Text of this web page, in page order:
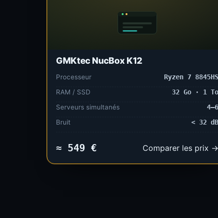
GMKtec NucBox K12
Processeur
Ryzen 7 8845HS
RAM / SSD
32 Go · 1 To
Serveurs simultanés
4–6
Bruit
< 32 dB
≈ 549 € Comparer les prix →